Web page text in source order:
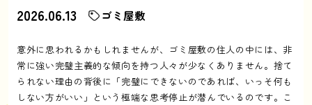
2026.06.13 ゴミ屋敷
意外に思われるかもしれませんが、ゴミ屋敷の住人の中には、非
常に強い完璧主義的な傾向を持つ人々が少なくありません。捨て
られない理由の背後に「完璧にできないのであれば、いっそ何も
しない方がいい」という極端な思考停止が潜んでいるのです。こ